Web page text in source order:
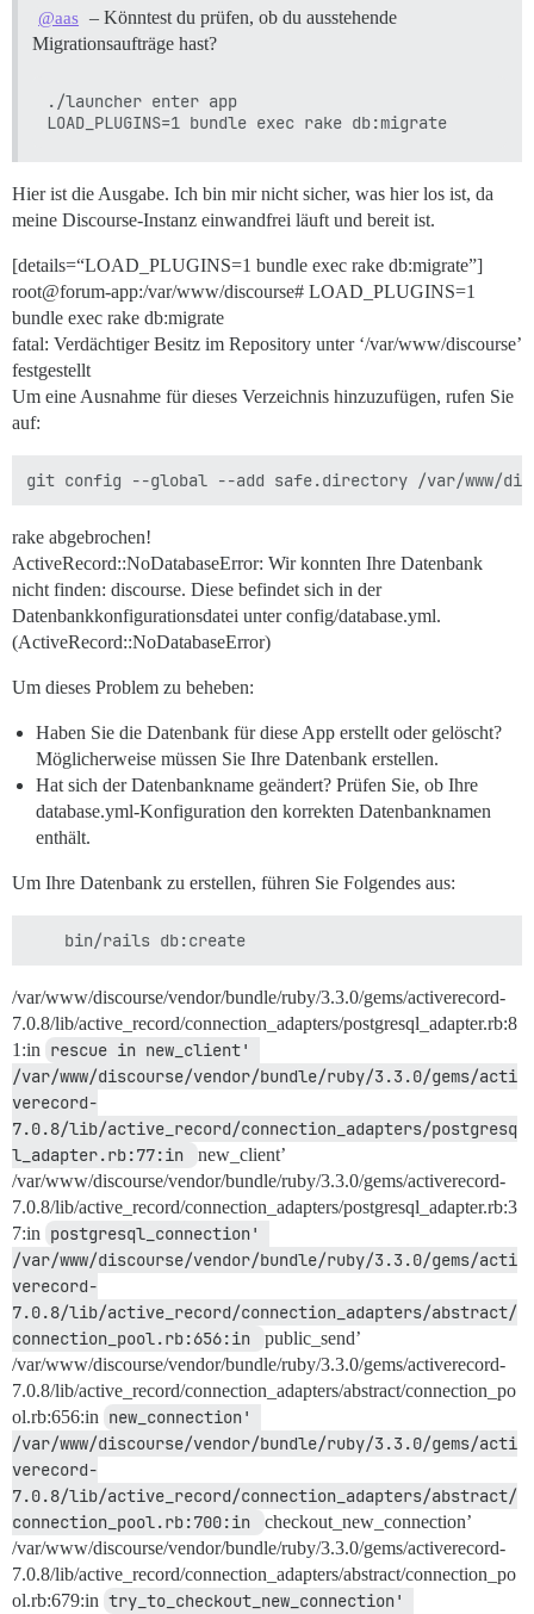
@aas – Könntest du prüfen, ob du ausstehende
Migrationsaufträge hast?
./launcher enter app
Hier ist die Ausgabe. Ich bin mir nicht sicher, was hier los ist, da
meine Discourse-Instanz einwandfrei läuft und bereit ist.
[details=“LOAD_PLUGINS=1 bundle exec rake db:migrate”]
root@forum-app:/var/www/discourse# LOAD_PLUGINS=1
bundle exec rake db:migrate
fatal: Verdächtiger Besitz im Repository unter ‘/var/www/discourse’
festgestellt
Um eine Ausnahme für dieses Verzeichnis hinzuzufügen, rufen Sie
auf:
rake abgebrochen!
ActiveRecord::NoDatabaseError: Wir konnten Ihre Datenbank
nicht finden: discourse. Diese befindet sich in der
Datenbankkonfigurationsdatei unter config/database.yml.
(ActiveRecord::NoDatabaseError)
Um dieses Problem zu beheben:
Haben Sie die Datenbank für diese App erstellt oder gelöscht?
Möglicherweise müssen Sie Ihre Datenbank erstellen.
Hat sich der Datenbankname geändert? Prüfen Sie, ob Ihre
database.yml-Konfiguration den korrekten Datenbanknamen
enthält.
Um Ihre Datenbank zu erstellen, führen Sie Folgendes aus:
/var/www/discourse/vendor/bundle/ruby/3.3.0/gems/activerecord-
7.0.8/lib/active_record/connection_adapters/postgresql_adapter.rb:8
1:in rescue in new_client'
/var/www/discourse/vendor/bundle/ruby/3.3.0/gems/acti
verecord-
7.0.8/lib/active_record/connection_adapters/postgresq
l_adapter.rb:77:in
new_client’
/var/www/discourse/vendor/bundle/ruby/3.3.0/gems/activerecord-
7.0.8/lib/active_record/connection_adapters/postgresql_adapter.rb:3
7:in postgresql_connection'
/var/www/discourse/vendor/bundle/ruby/3.3.0/gems/acti
verecord-
7.0.8/lib/active_record/connection_adapters/abstract/
connection_pool.rb:656:in
public_send’
/var/www/discourse/vendor/bundle/ruby/3.3.0/gems/activerecord-
7.0.8/lib/active_record/connection_adapters/abstract/connection_po
ol.rb:656:in new_connection'
/var/www/discourse/vendor/bundle/ruby/3.3.0/gems/acti
verecord-
7.0.8/lib/active_record/connection_adapters/abstract/
connection_pool.rb:700:in
checkout_new_connection’
/var/www/discourse/vendor/bundle/ruby/3.3.0/gems/activerecord-
7.0.8/lib/active_record/connection_adapters/abstract/connection_po
ol.rb:679:in try_to_checkout_new_connection'